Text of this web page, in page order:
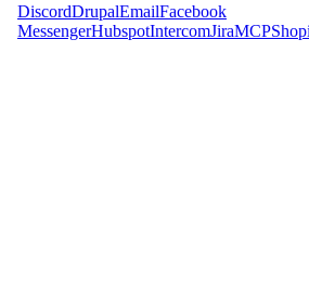
DiscordDrupalEmailFacebook
MessengerHubspotIntercomJiraMCP